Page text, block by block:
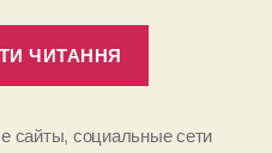
ЧИТАННЯ
для
сайты, социальные сети